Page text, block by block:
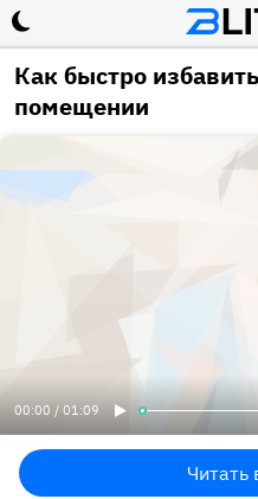
Как быстро
помещении
00:00 / 01:09
Читать